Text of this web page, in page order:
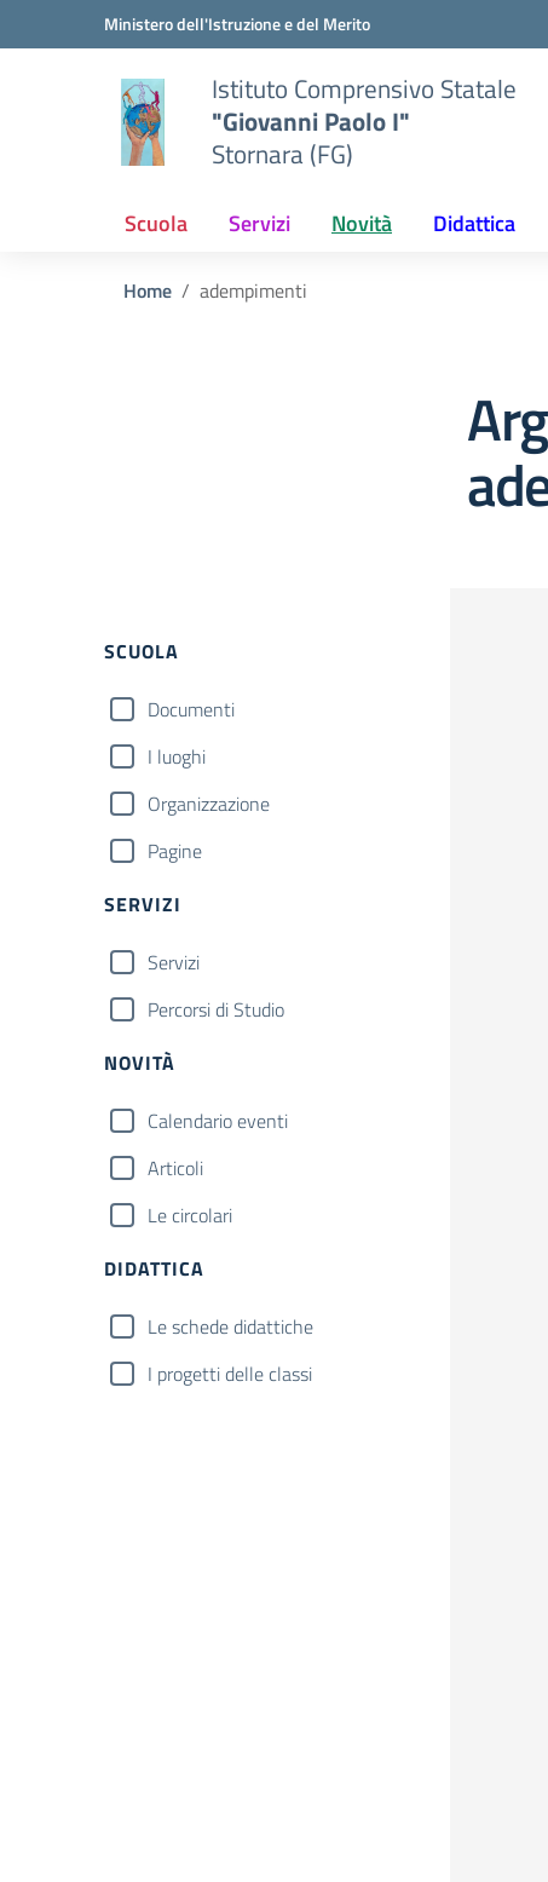
Vai ai contenuti
Vai al menu di navigazioneMinistero dell'Istruzione e del Merito
Istituto Comprensivo Statale
"Giovanni Paolo I"
Stornara (FG)
Scuola Servizi Novità Didattica
Home adempimenti
Filtri
SCUOLA
Documenti
I luoghi
Organizzazione
Pagine
SERVIZI
Servizi
Percorsi di Studio
NOVITÀ
Calendario eventi
Articoli
Le circolari
DIDATTICA
Le schede didattiche
I progetti delle classi